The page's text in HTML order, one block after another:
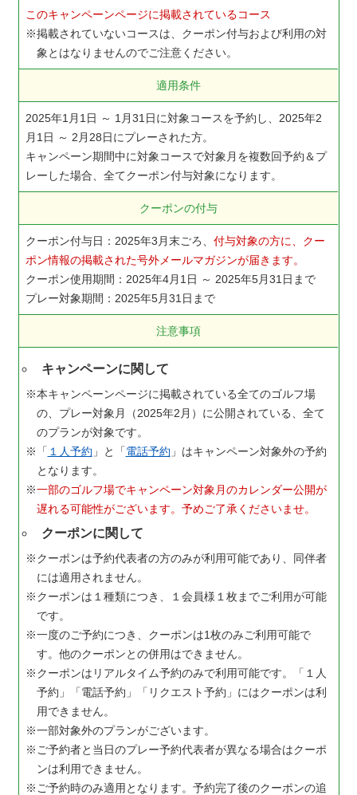
このキャンペーンページに掲載されているコース
掲載されていないコースは、クーポン付与および利用の対
象とはなりませんのでご注意ください。
適用条件
2025年1月1日 ～ 1月31日に対象コースを予約し、2025年2
月1日 ～ 2月28日にプレーされた方。
キャンペーン期間中に対象コースで対象月を複数回予約＆プ
レーした場合、全てクーポン付与対象になります。
クーポンの付与
クーポン付与日：2025年3月末ごろ、 付与対象の方に、クー
ポン情報の掲載された号外メールマガジンが届きます。
クーポン使用期間：2025年4月1日 ～ 2025年5月31日まで
プレー対象期間：2025年5月31日まで
注意事項
キャンペーンに関して
本キャンペーンページに掲載されている全てのゴルフ場
の、プレー対象月（2025年2月）に公開されている、全て
のプランが対象です。
「 １人予約 」と「電話予約 」はキャンペーン対象外の予約
となります。
一部のゴルフ場でキャンペーン対象月のカレンダー公開が
遅れる可能性がございます。予めご了承くださいませ。
クーポンに関して
クーポンは予約代表者の方のみが利用可能であり、同伴者
には適用されません。
クーポンは１種類につき、１会員様１枚までご利用が可能
です。
一度のご予約につき、クーポンは1枚のみご利用可能で
す。他のクーポンとの併用はできません。
クーポンはリアルタイム予約のみで利用可能です。「１人
予約」「電話予約」「リクエスト予約」にはクーポンは利
用できません。
一部対象外のプランがございます。
ご予約者と当日のプレー予約代表者が異なる場合はクーポ
ンは利用できません。
ご予約時のみ適用となります。予約完了後のクーポンの追